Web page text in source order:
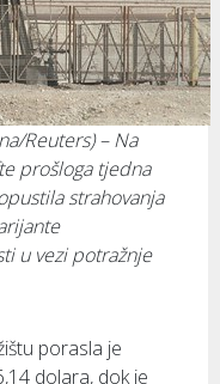
Reuters) – Na
prošloga tjedna
strahovanja
u vezi potražnje
porasla je
dolara, dok je